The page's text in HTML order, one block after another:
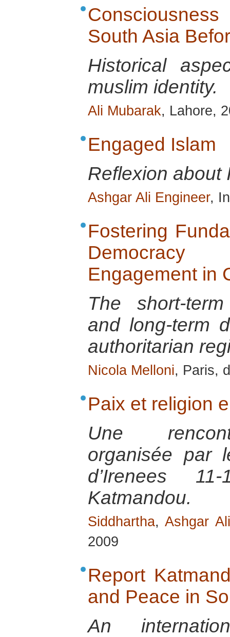
South Asia
Historical
muslim identity.
Ali Mubarak, Lahore,
Engaged Islam
Reflexion about
Ashgar Ali Engineer,
Fostering
Engagement in
The short-
and long-term
authoritarian
Nicola Melloni, Paris,
Paix et religion
Une
organisée par
d’Irenees
Katmandou.
Siddhartha,Ashgar
2009
Report
and Peace in
An